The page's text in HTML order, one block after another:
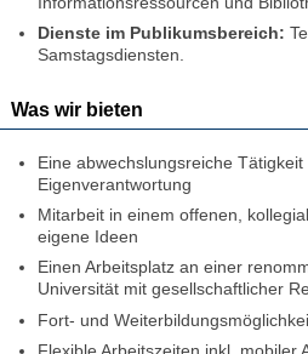
Dienste im Publikumsbereich:
Samstagsdiensten.
Was wir bieten
Eine abwechslungsreiche
Eigenverantwortung
Mitarbeit in einem offenen,
eigene Ideen
Einen Arbeitsplatz an einer
Universität mit gesellschaftlicher
Fort- und
Flexible Arbeitszeiten inkl. mobiler